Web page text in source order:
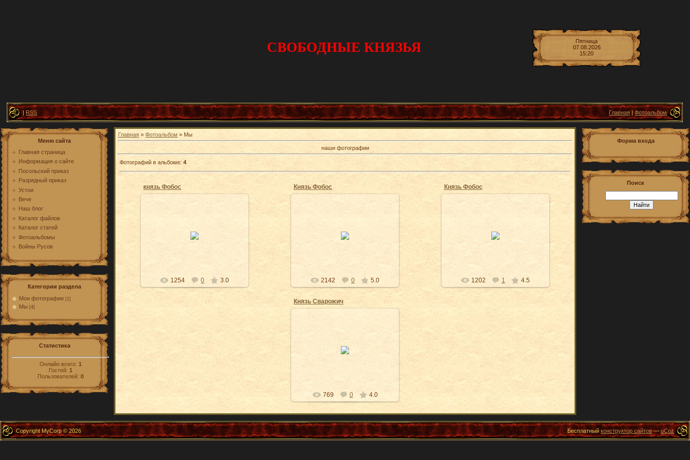
СВОБОДНЫЕ КНЯЗЬЯ
Пятница
07.08.2026
15:20
|RSS Главная|Фотоальбом
Меню сайта
Главная страница
Информация о сайте
Посольский приказ
Разрядный приказ
Устои
Вече
Наш блог
Каталог файлов
Каталог статей
Фотоальбомы
Войны Русов
Категории раздела
Мои фотографии [1]
Мы [4]
Статистика
Онлайн всего: 1
Гостей: 1
Пользователей: 0
Главная » Фотоальбом » Мы
наши фотографии
Фотографий в альбоме: 4
князь Фобос
Я бываю разным :)
1254 0 3.0
Князь Фобос
Я бываю разным :)
2142 0 5.0
Князь Фобос
я бываю разным :)
1202 1 4.5
Князь Сварожич
769 0 4.0
Форма входа
Поиск
Copyright MyCorp © 2026 Бесплатный конструктор сайтов—uCoz